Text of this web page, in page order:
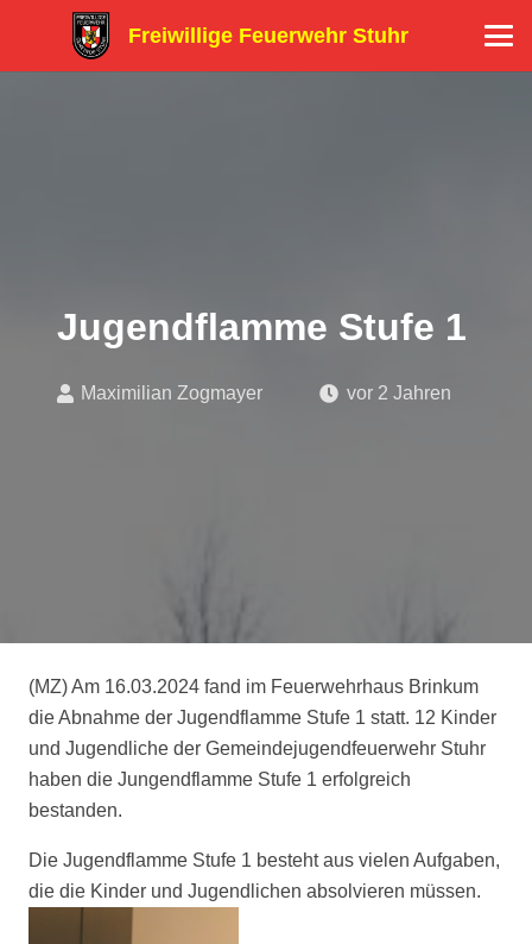
Freiwillige Feuerwehr Stuhr
Jugendflamme Stufe 1
Maximilian Zogmayer vor 2 Jahren
(MZ) Am 16.03.2024 fand im Feuerwehrhaus Brinkum
die Abnahme der Jugendflamme Stufe 1 statt. 12 Kinder
und Jugendliche der Gemeindejugendfeuerwehr Stuhr
haben die Jungendflamme Stufe 1 erfolgreich
bestanden.
Die Jugendflamme Stufe 1 besteht aus vielen Aufgaben,
die die Kinder und Jugendlichen absolvieren müssen.